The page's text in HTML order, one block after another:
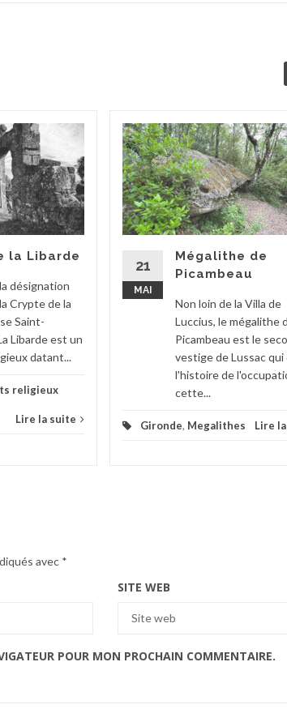
la Libarde
désignation
Crypte de la
Saint-
Libarde est un
datant...
religieux
Lire la suite
21
MAI
Mégalithe de
Picambeau
Non loin de la Villa de
Luccius, le mégalithe
Picambeau est le
vestige de Lussac
l'histoire de
cette...
Gironde, Megalithes Lire
avec *
SITE WEB
POUR MON PROCHAIN COMMENTAIRE.